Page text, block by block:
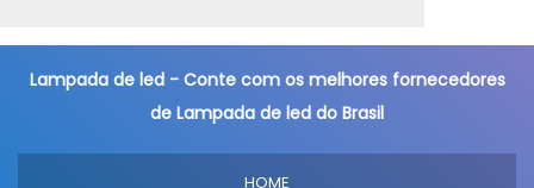
Lampada de led - Conte com os melhores fornecedores
de Lampada de led do Brasil
HOME